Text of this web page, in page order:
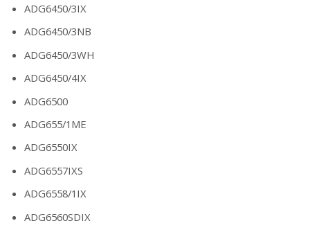
ADG6450/3IX
ADG6450/3NB
ADG6450/3WH
ADG6450/4IX
ADG6500
ADG655/1ME
ADG6550IX
ADG6557IXS
ADG6558/1IX
ADG6560SDIX